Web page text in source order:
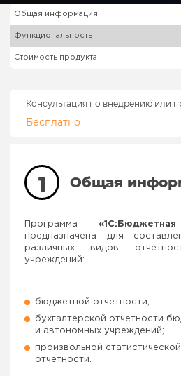
1 Общая
Программа
предназначена для
различных видов
учреждений:
бюджетной отчетности;
бухгалтерской отчетности
и автономных учреждений;
произвольной
отчетности.
Общая информация
Функциональность
Стоимость продукта
Консультация по внедрению или
Бесплатно